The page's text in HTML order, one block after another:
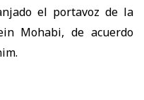
el portavoz de la
Mohabi, de acuerdo